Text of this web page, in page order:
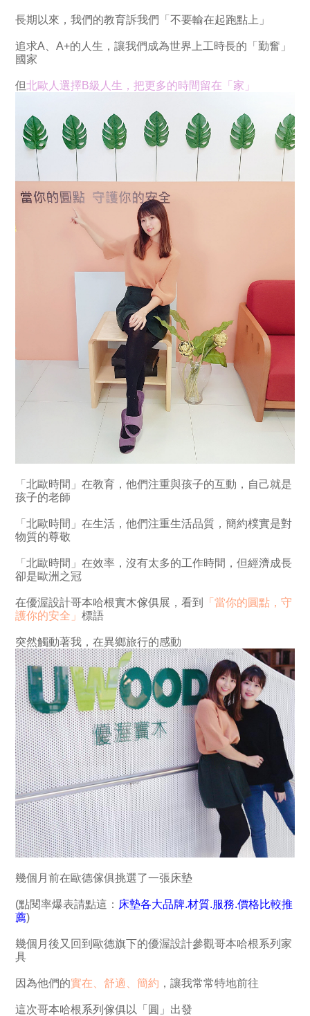
長期以來，我們的教育訴我們「不要輸在起跑點上」
追求A、A+的人生，讓我們成為世界上工時長的「勤奮」
國家
但北歐人選擇B級人生，把更多的時間留在「家」
「北歐時間」在教育，他們注重與孩子的互動，自己就是
孩子的老師
「北歐時間」在生活，他們注重生活品質，簡約樸實是對
物質的尊敬
「北歐時間」在效率，沒有太多的工作時間，但經濟成長
卻是歐洲之冠
在優渥設計哥本哈根實木傢俱展，看到
「當你的圓點，守
護你的安全」標語
突然觸動著我，在異鄉旅行的感動
幾個月前在歐德傢俱挑選了一張床墊
(點閱率爆表請點這： 床墊各大品牌.材質.服務.價格比較推
薦)
幾個月後又回到歐德旗下的優渥設計參觀哥本哈根系列家
具
因為他們的實在、舒適、簡約 ，讓我常常特地前往
這次哥本哈根系列傢俱以「圓」出發